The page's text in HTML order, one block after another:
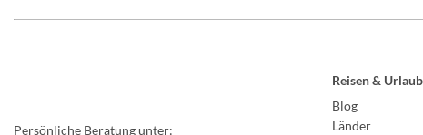
Persönliche Beratung unter:
Reisen & Urlaub
Blog
Länder